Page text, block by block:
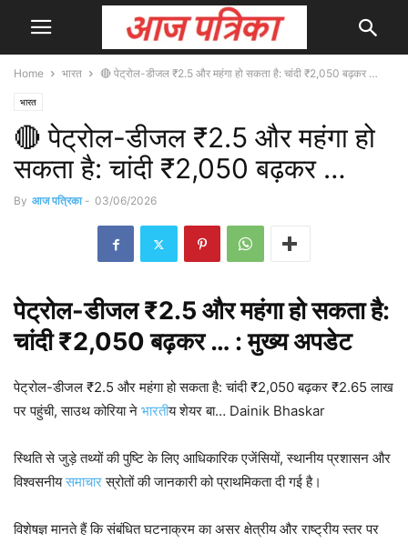
Home भारत 🔴 पेट्रोल-डीजल ₹2.5 और महंगा हो सकता है: चांदी ₹2,050 बढ़कर …
भारत
🔴 पेट्रोल-डीजल ₹2.5 और महंगा हो
सकता है: चांदी ₹2,050 बढ़कर …
By आज पत्रिका - 03/06/2026
पेट्रोल-डीजल ₹2.5 और महंगा हो सकता है:
चांदी ₹2,050 बढ़कर … : मुख्यअपडेट
पेट्रोल-डीजल ₹2.5 और महंगा हो सकता है: चांदी ₹2,050 बढ़कर ₹2.65 लाख
पर पहुंची, साउथ कोरिया ने भारतीय शेयर बा… Dainik Bhaskar
स्थिति से जुड़े तथ्यों की पुष्टि के लिए आधिकारिक एजेंसियों, स्थानीय प्रशासन और
विश्वसनीयसमाचारस्रोतों की जानकारी को प्राथमिकता दी गई है।
विशेषज्ञ मानते हैं कि संबंधित घटनाक्रम का असर क्षेत्रीय और राष्ट्रीय स्तर पर